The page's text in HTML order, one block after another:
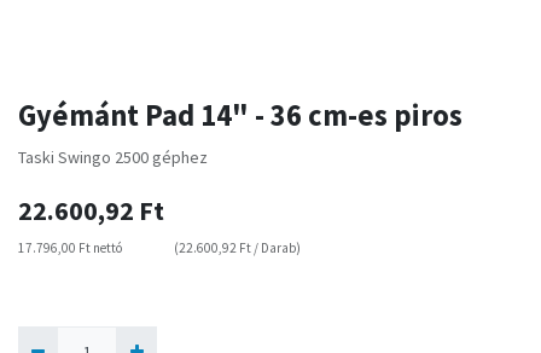
Gyémánt Pad 14" - 36 cm-es piros
Taski Swingo 2500 géphez
22.600,92 Ft
17.796,00 Ft nettó (22.600,92 Ft / Darab)